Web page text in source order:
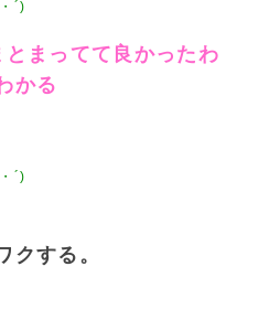
まってて良かったわ
かる
クする。